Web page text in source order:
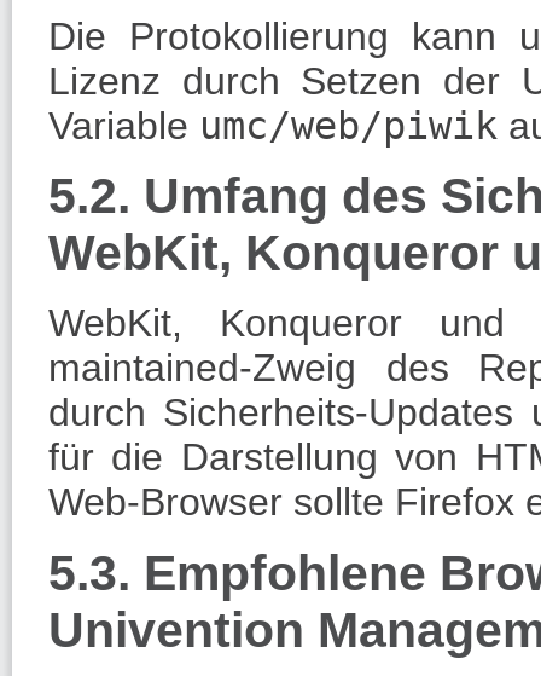
Die Protokollierung kann
Lizenz durch Setzen der
Variable umc/web/piwik
5.2. Umfang des
WebKit, Konqueror
WebKit, Konqueror
maintained-Zweig des
durch Sicherheits-
für die Darstellung von
Web-Browser sollte Firefox
5.3. Empfohlene
Univention